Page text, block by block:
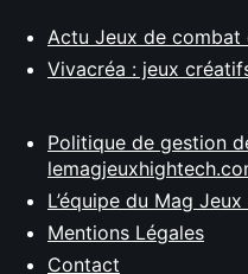
Actu Jeux de combat
Vivacréa : jeux
Politique de gestion
L’équipe du Mag
Mentions Légales
Contact